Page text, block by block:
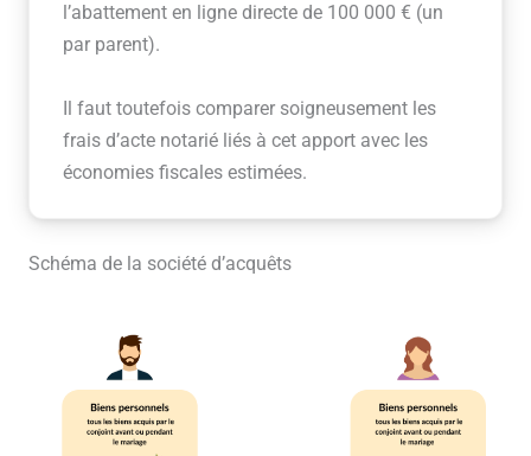
l’abattement en ligne directe de 100 000 € (un
par parent).
Il faut toutefois comparer soigneusement les
frais d’acte notarié liés à cet apport avec les
économies fiscales estimées.
Schéma de la société d’acquêts